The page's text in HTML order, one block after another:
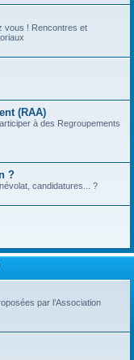
vous ! Rencontres et
(RAA)
à des Regroupements
?
candidatures... ?
par l’Association